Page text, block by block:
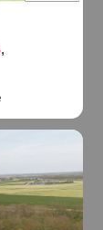
,